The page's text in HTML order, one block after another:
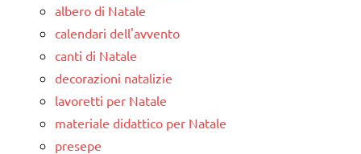
albero di Natale
calendari dell'avvento
canti di Natale
decorazioni natalizie
lavoretti per Natale
materiale didattico per Natale
presepe